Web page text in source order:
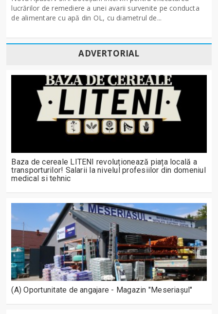
lucrărilor de remediere a unei avarii survenite pe conducta
de alimentare cu apă din OL, cu diametrul de...
ADVERTORIAL
Baza de cereale LITENI revoluționează piața locală a
transporturilor! Salarii la nivelul profesiilor din domeniul
medical si tehnic
(A) Oportunitate de angajare - Magazin "Meseriașul"